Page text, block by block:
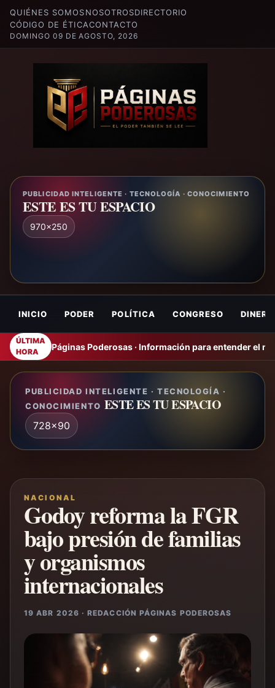
QUIÉNES SOMOSNOSOTROSDIRECTORIO
CÓDIGO DE ÉTICACONTACTO
DOMINGO 09 DE AGOSTO, 2026
PUBLICIDAD INTELIGENTE · TECNOLOGÍA · CONOCIMIENTO
ESTE ES TU ESPACIO
970x250
INICIO PODER POLÍTICA CONGRESO DINERO
ÚLTIMA
HORA
Páginas Poderosas · Información para entender el
PUBLICIDAD INTELIGENTE · TECNOLOGÍA ·
CONOCIMIENTO ESTE ES TU ESPACIO
728x90
NACIONAL
Godoy reforma la FGR
bajo presión de familias
y organismos
internacionales
19 ABR 2026 · REDACCIÓN PÁGINAS PODEROSAS